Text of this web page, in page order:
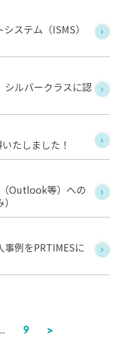
ステム（ISMS）
シルバークラスに認
たしました！
Outlook等）への
例をPRTIMESに
… 9 >